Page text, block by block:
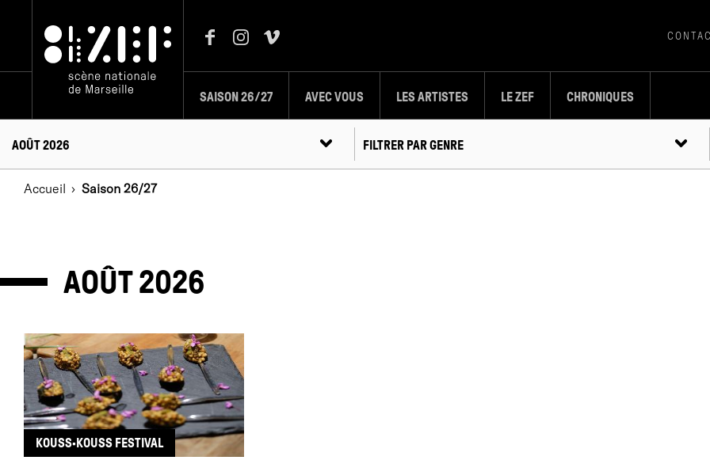
SAISON 26/27 AVEC VOUS LES ARTISTES LE ZEF CHRONIQUES
AOÛT 2026
OCTOBRE 2026
NOVEMBRE 2026
MARS 2027
FILTRER PAR GENRE
Accueil Saison 26/27
AOÛT2026
KOUSS·KOUSS FESTIVAL